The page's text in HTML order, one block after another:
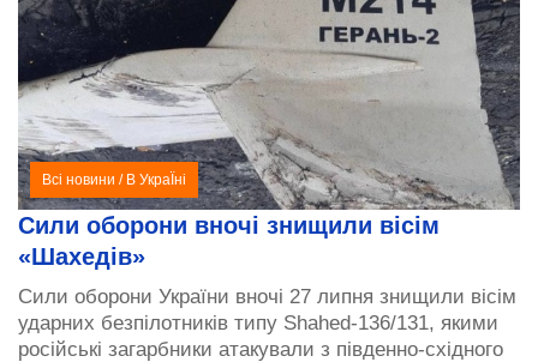
Всі новини / В УкраЇні
Сили оборони вночі знищили вісім
«Шахедів»
Сили оборони України вночі 27 липня знищили вісім
ударних безпілотників типу Shahed-136/131, якими
російські загарбники атакували з південно-східного